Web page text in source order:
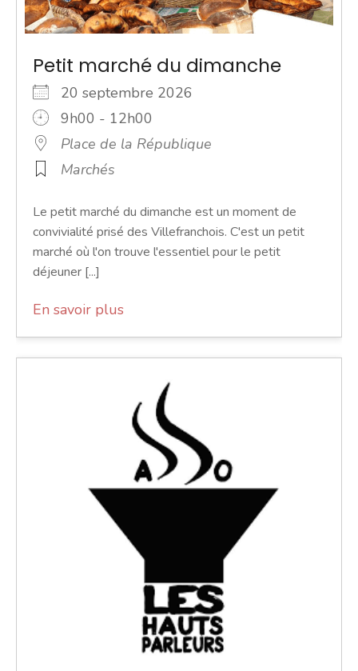
Petit marché du dimanche
20 septembre 2026
9h00 - 12h00
Place de la République
Marchés
Le petit marché du dimanche est un moment de
convivialité prisé des Villefranchois. C'est un petit
marché où l'on trouve l'essentiel pour le petit
déjeuner [...]
En savoir plus